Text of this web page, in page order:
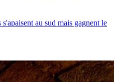
au sud mais gagnent le